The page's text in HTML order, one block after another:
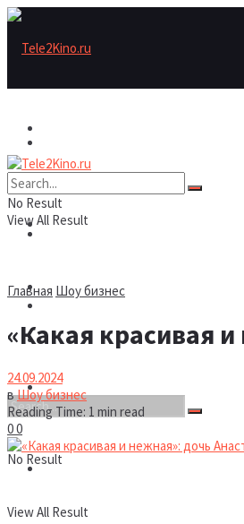
Рецензии/трейлеры
Шоу бизнес
Новости
Рецензии/трейлеры
Шоу бизнес
Новости
No Result
View All Result
No Result
View All Result
Главная Шоу бизнес
«Какая красивая
24.09.2024
вШоу бизнес
Reading Time: 1 min read
00